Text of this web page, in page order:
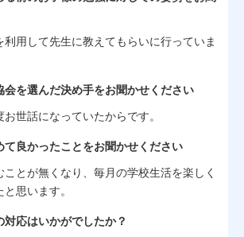
用して先生に教えてもらいに行っていま
会を選んだ決め手をお聞かせください
世話になっていたからです。
て良かったことをお聞かせください
とが無くなり、毎月の学校生活を楽しく
思います。
対応はいかがでしたか？